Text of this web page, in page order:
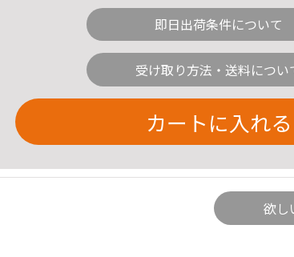
即日出荷条件について
受け取り方法・送料につい
カートに入れる
欲し